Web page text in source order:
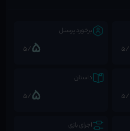
/5
برخورد پرسنل
5
/5
/5
داستان
5
/5
اجرای بازی